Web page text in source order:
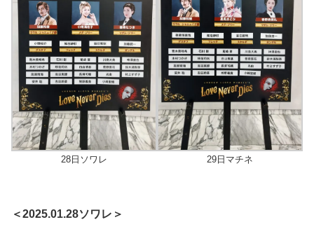
28日ソワレ 29日マチネ
＜2025.01.28ソワレ＞